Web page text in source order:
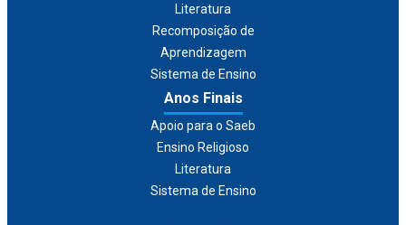
Literatura
Recomposição de
Aprendizagem
Sistema de Ensino
Anos Finais
Apoio para o Saeb
Ensino Religioso
Literatura
Sistema de Ensino